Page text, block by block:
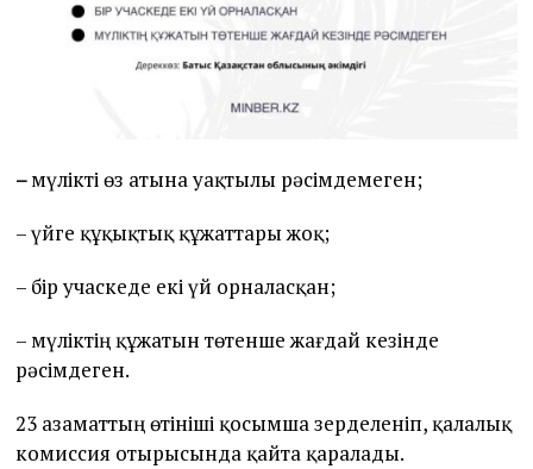
–мүлікті өз атына уақтылы рәсімдемеген;
– үйге құқықтық құжаттары жоқ;
– бір учаскеде екі үй орналасқан;
– мүліктің құжатын төтенше жағдай кезінде
рәсімдеген.
23 азаматтың өтініші қосымша зерделеніп, қалалық
комиссия отырысында қайта қаралады.